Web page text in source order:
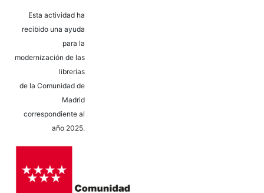
Esta actividad ha
recibido una ayuda
para la
modernización de las
librerías
de la Comunidad de
Madrid
correspondiente al
año 2025.